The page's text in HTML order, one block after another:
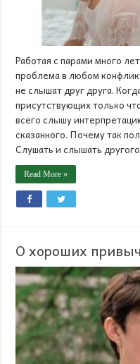
Работая с парами много
проблема в любом
не слышат друг друга.
присутствующих только
всего слышу
сказанного. Почему так
Слушать и слышать
Read More »
О хороших